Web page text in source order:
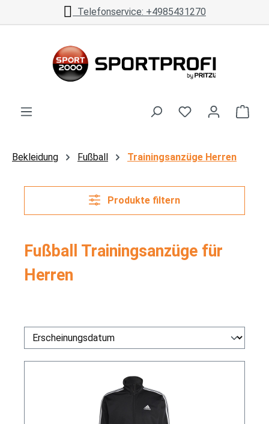
Zum Hauptinhalt springenTelefonservice: +4985431270
Bekleidung Fußball Trainingsanzüge Herren
Produkte filtern
Fußball Trainingsanzüge für
Herren